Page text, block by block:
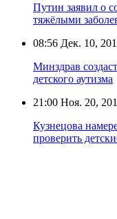
Путин заявил о
тяжёлыми
08:56 Дек. 10,
Минздрав
детского аутизма
21:00 Ноя. 20,
Кузнецова
проверить